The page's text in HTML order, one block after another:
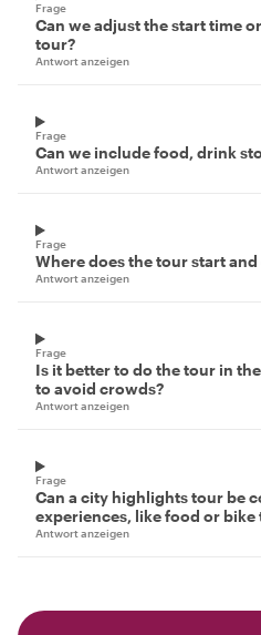
Frage
Can we adjust the start time
tour?
Antwort anzeigen
Frage
Can we include food, drink
Antwort anzeigen
Frage
Where does the tour start and
Antwort anzeigen
Frage
Is it better to do the tour in
to avoid crowds?
Antwort anzeigen
Frage
Can a city highlights tour be
experiences, like food or bike
Antwort anzeigen